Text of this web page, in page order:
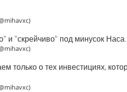
и "скрейчиво" под минусок
только о тех инвестициях,